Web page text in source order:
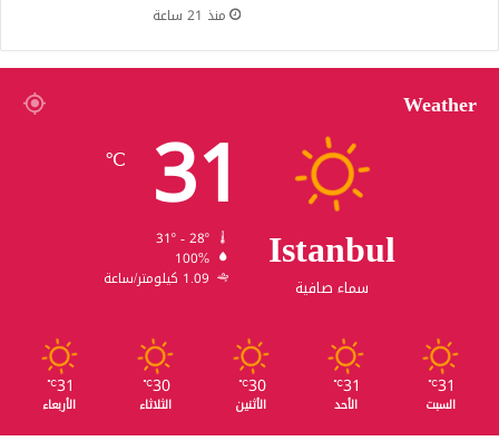
منذ 21 ساعة
Weather
Istanbul
سماء صافية
31
℃
100%
1.09 كيلومتر/ساعة
31
℃
السبت
31
℃
الأحد
30
℃
الأثنين
30
℃
الثلاثاء
31
℃
الأربعاء